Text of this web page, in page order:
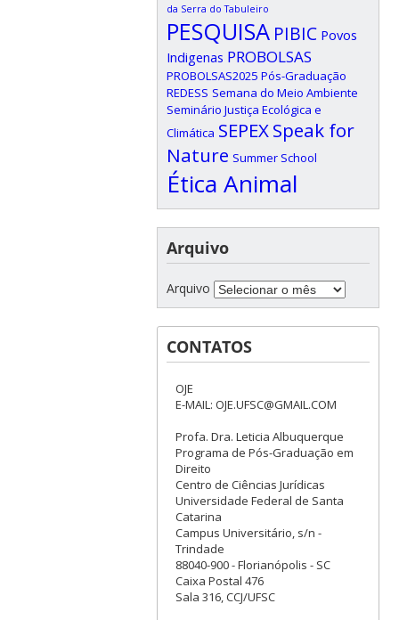
da Serra do Tabuleiro
PESQUISA PIBIC Povos
Indigenas PROBOLSAS
PROBOLSAS2025 Pós-Graduação
REDESS Semana do Meio Ambiente
Seminário Justiça Ecológica e
Climática SEPEXSpeak for
Nature Summer School
Ética Animal
Arquivo
Arquivo
CONTATOS
OJE
E-MAIL: OJE.UFSC@GMAIL.COM
Profa. Dra. Leticia Albuquerque
Programa de Pós-Graduação em
Direito
Centro de Ciências Jurídicas
Universidade Federal de Santa
Catarina
Campus Universitário, s/n -
Trindade
88040-900 - Florianópolis - SC
Caixa Postal 476
Sala 316, CCJ/UFSC